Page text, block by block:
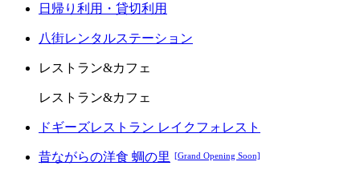
日帰り利用・貸切利用
八街レンタルステーション
レストラン&カフェ
レストラン&カフェ
ドギーズレストラン レイクフォレスト
昔ながらの洋食 蜩の里 [Grand Opening Soon]